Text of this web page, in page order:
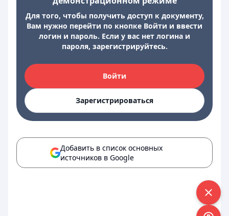
Для того, чтобы получить доступ к документу,
Вам нужно перейти по кнопке Войти и ввести
логин и пароль. Если у вас нет логина и
пароля, зарегистрируйтесь.
Войти
Зарегистрироваться
Добавить в список основных
источников в Google